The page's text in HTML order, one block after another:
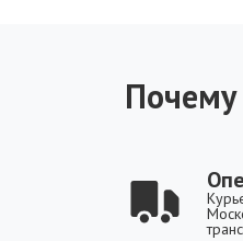
Почему